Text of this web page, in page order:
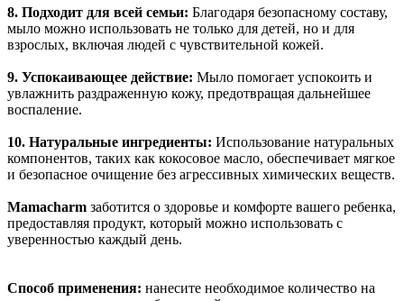
8. Подходит для всей семьи: Благодаря безопасному составу,
мыло можно использовать не только для детей, но и для
взрослых, включая людей с чувствительной кожей.
9. Успокаивающее действие: Мыло помогает успокоить и
увлажнить раздраженную кожу, предотвращая дальнейшее
воспаление.
10. Натуральные ингредиенты: Использование натуральных
компонентов, таких как кокосовое масло, обеспечивает мягкое
и безопасное очищение без агрессивных химических веществ.
Mamacharm заботится о здоровье и комфорте вашего ребенка,
предоставляя продукт, который можно использовать с
уверенностью каждый день.
Способ применения: нанесите необходимое количество на